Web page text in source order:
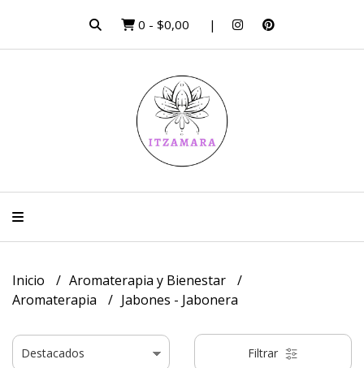
0 - $0,00
Inicio
Aromaterapia y Bienestar
Aromaterapia
Jabones - Jabonera
Filtrar